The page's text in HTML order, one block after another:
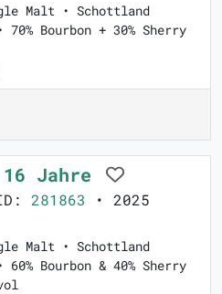
Malt • Schottland
70% Bourbon + 30% Sherry
Jahre
281863 • 2025
Malt • Schottland
60% Bourbon & 40% Sherry